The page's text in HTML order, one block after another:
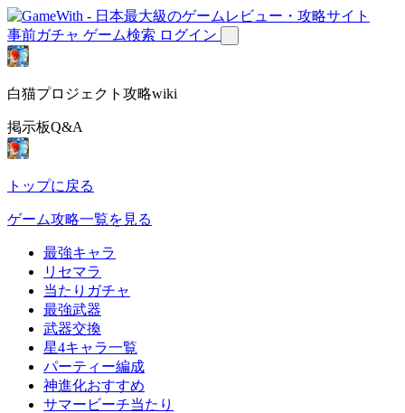
事前ガチャ ゲーム検索 ログイン
白猫プロジェクト攻略wiki
掲示板Q&A
トップに戻る
ゲーム攻略一覧を見る
最強キャラ
リセマラ
当たりガチャ
最強武器
武器交換
星4キャラ一覧
パーティー編成
神進化おすすめ
サマービーチ当たり